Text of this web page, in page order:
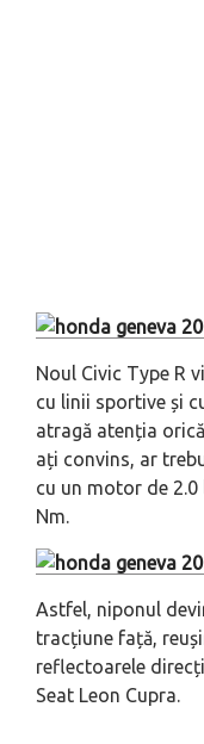
Noul Civic Type R
cu linii sportive și
atragă atenția
ați convins, ar
cu un motor de 2.0
Nm.
Astfel, niponul
tracțiune față,
reflectoarele
Seat Leon Cupra.